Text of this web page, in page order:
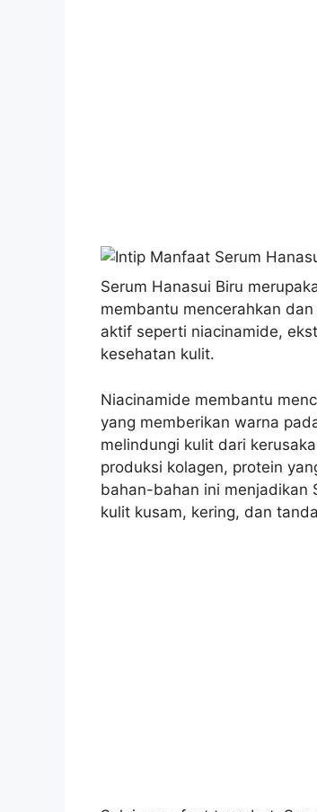
Serum Hanasui Biru
membantu mencerahkan
aktif seperti niacinamide,
kesehatan kulit.
Niacinamide membantu
yang memberikan warna
melindungi kulit dari
produksi kolagen, protein
bahan-bahan ini menjadikan
kulit kusam, kering, dan